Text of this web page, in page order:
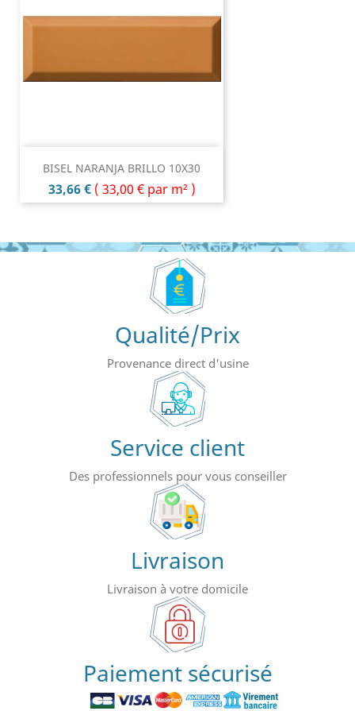
BISEL NARANJA BRILLO 10X30
Prix
33,66 € ( 33,00 € par m² )
Qualité/Prix
Provenance direct d'usine
Service client
Des professionnels pour vous conseiller
Livraison
Livraison à votre domicile
Paiement sécurisé